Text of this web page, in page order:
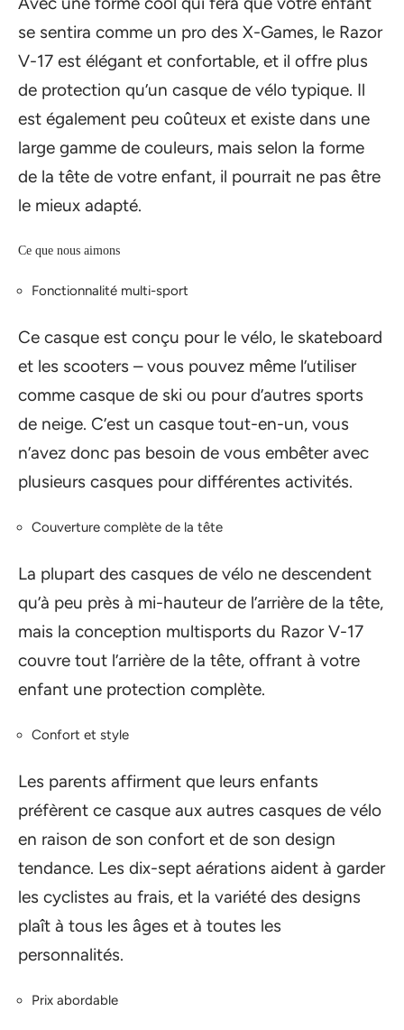
se sentira comme un pro des X-Games, le Razor
V-17 est élégant et confortable, et il offre plus
de protection qu’un casque de vélo typique. Il
est également peu coûteux et existe dans une
large gamme de couleurs, mais selon la forme
de la tête de votre enfant, il pourrait ne pas être
le mieux adapté.
Ce que nous aimons
Fonctionnalité multi-sport
Ce casque est conçu pour le vélo, le skateboard
et les scooters – vous pouvez même l’utiliser
comme casque de ski ou pour d’autres sports
de neige. C’est un casque tout-en-un, vous
n’avez donc pas besoin de vous embêter avec
plusieurs casques pour différentes activités.
Couverture complète de la tête
La plupart des casques de vélo ne descendent
qu’à peu près à mi-hauteur de l’arrière de la tête,
mais la conception multisports du Razor V-17
couvre tout l’arrière de la tête, offrant à votre
enfant une protection complète.
Confort et style
Les parents affirment que leurs enfants
préfèrent ce casque aux autres casques de vélo
en raison de son confort et de son design
tendance. Les dix-sept aérations aident à garder
les cyclistes au frais, et la variété des designs
plaît à tous les âges et à toutes les
personnalités.
Prix abordable